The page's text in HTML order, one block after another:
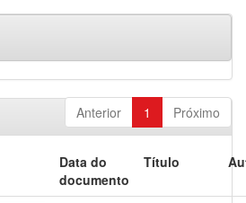
Anterior 1 Próximo
Data do
documento
Título